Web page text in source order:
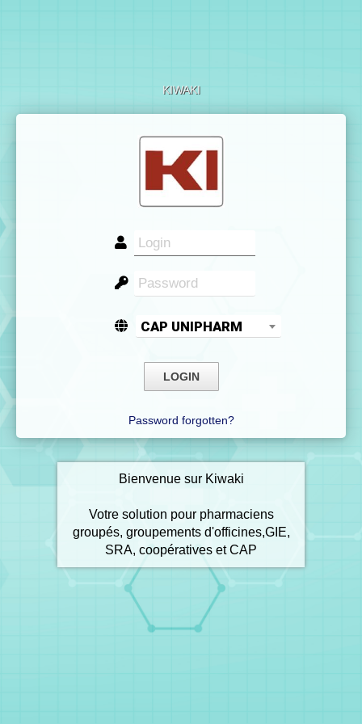
KIWAKI
CAP UNIPHARM
Password forgotten?
Bienvenue sur Kiwaki
Votre solution pour pharmaciens
groupés, groupements d'officines,GIE,
SRA, coopératives et CAP